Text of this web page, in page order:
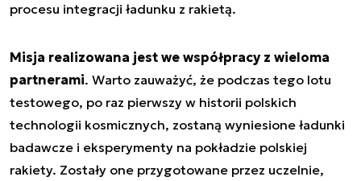
procesu integracji ładunku z rakietą.
Misja realizowana jest we współpracy z wieloma
partnerami. Warto zauważyć, że podczas tego lotu
testowego, po raz pierwszy w historii polskich
technologii kosmicznych, zostaną wyniesione ładunki
badawcze i eksperymenty na pokładzie polskiej
rakiety. Zostały one przygotowane przez uczelnie,